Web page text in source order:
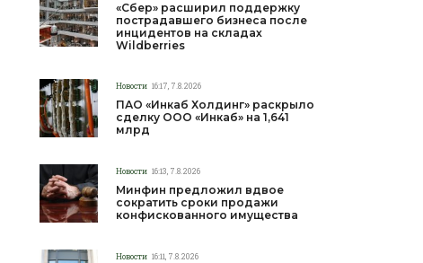
«Сбер» расширил поддержку
пострадавшего бизнеса после
инцидентов на складах
Wildberries
Новости 16:17, 7.8.2026
ПАО «Инкаб Холдинг» раскрыло
сделку ООО «Инкаб» на 1,641
млрд
Новости 16:13, 7.8.2026
Минфин предложил вдвое
сократить сроки продажи
конфискованного имущества
Новости 16:11, 7.8.2026